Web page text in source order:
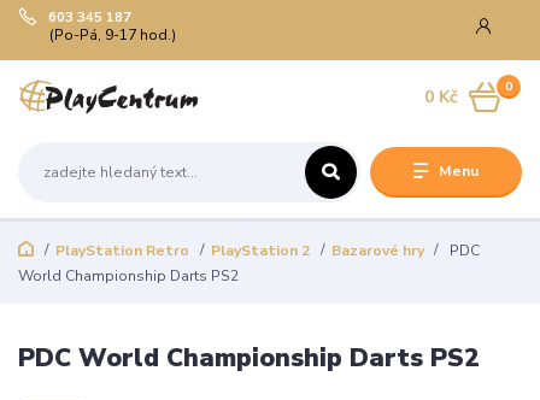
Menu
603 345 187
(Po-Pá, 9-17 hod.)
0
0 Kč
PlayStation Retro PlayStation 2 Bazarové hry
PDC
World Championship Darts PS2
PDC World Championship Darts PS2